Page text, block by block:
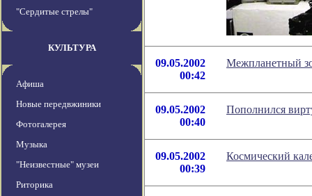
"Сердитые стрелы"
КУЛЬТУРА
Афиша
Новые передвжиники
Фотогалерея
Музыка
"Неизвестные" музеи
Риторика
09.05.2002
00:42
Межпланетный
09.05.2002
00:40
Пополнился
09.05.2002
00:39
Космический